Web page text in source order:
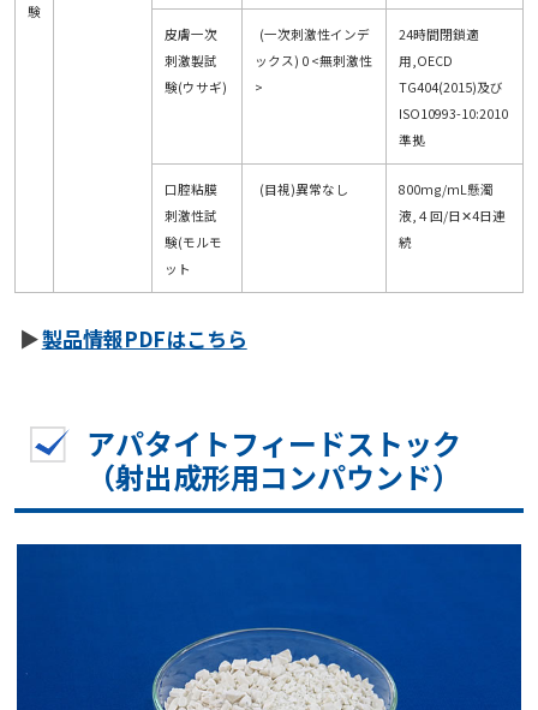
験
皮膚一次
刺激製試
験(ウサギ)
(一次刺激性インデ
ックス) 0 <無刺激性
>
24時間閉鎖適
用,OECD
TG404(2015)及び
ISO10993-10:2010
準拠
口腔粘膜
刺激性試
験(モルモ
ット
(目視)異常なし
800mg/mL懸濁
液,４回/日✕4日連
続
製品情報PDFはこちら
アパタイトフィードストック
（射出成形用コンパウンド）